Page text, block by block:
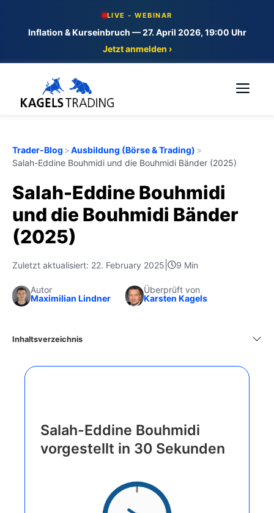
LIVE - WEBINAR
Inflation & Kurseinbruch — 27. April 2026, 19:00 Uhr
Jetzt anmelden ›
Trader-Blog >Ausbildung (Börse & Trading) >
Salah-Eddine Bouhmidi und die Bouhmidi Bänder (2025)
Salah-Eddine Bouhmidi
und die Bouhmidi Bänder
(2025)
Zuletzt aktualisiert: 22. February 2025 9 Min
Autor
Maximilian Lindner
Überprüft von
Karsten Kagels
Inhaltsverzeichnis
Salah-Eddine Bouhmidi
vorgestellt in 30 Sekunden